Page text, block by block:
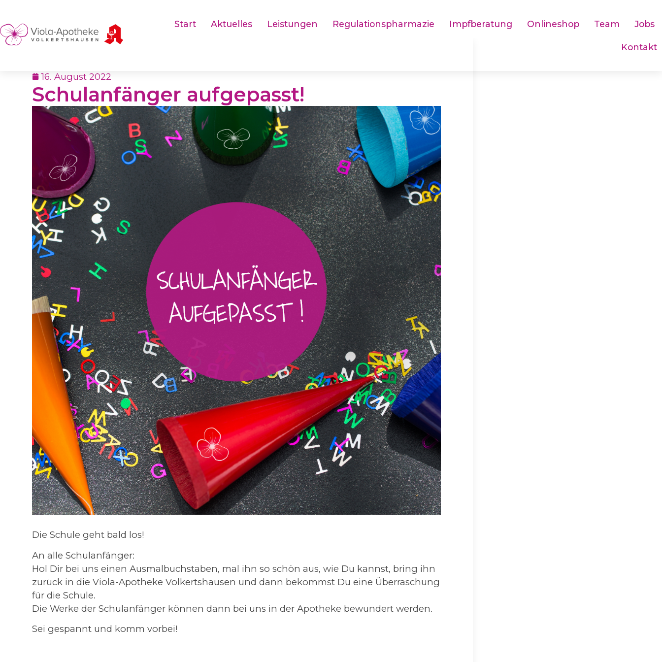
Start Aktuelles Leistungen Regulationspharmazie Impfberatung Onlineshop Team Jobs
Kontakt
16. August 2022
Schulanfänger aufgepasst!
Die Schule geht bald los!
An alle Schulanfänger:
Hol Dir bei uns einen Ausmalbuchstaben, mal ihn so schön aus, wie Du kannst, bring ihn
zurück in die Viola-Apotheke Volkertshausen und dann bekommst Du eine Überraschung
für die Schule.
Die Werke der Schulanfänger können dann bei uns in der Apotheke bewundert werden.
Sei gespannt und komm vorbei!